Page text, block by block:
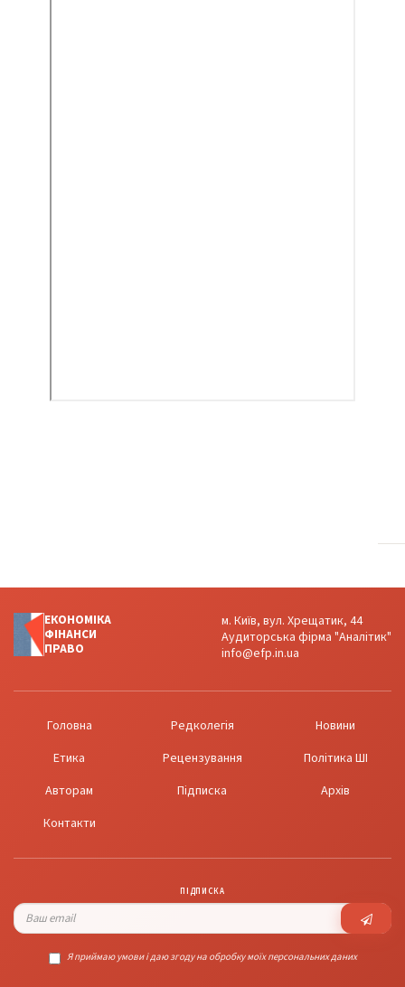
ЕКОНОМІКА
ФІНАНСИ
ПРАВО
м. Київ, вул. Хрещатик, 44
Аудиторська фірма "Аналітик"
info@efp.in.ua
Головна Редколегія
Новини
Етика
Рецензування
Політика ШІ
Авторам
Підписка
Архів
Контакти
ПІДПИСКА
Я приймаю умови і даю згоду на обробку моїх персональних даних